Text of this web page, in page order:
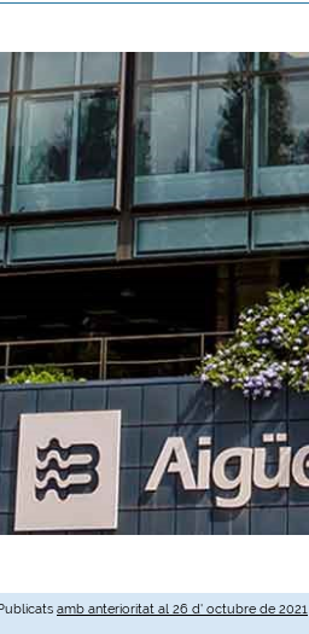
amb anterioritat al 26 d' octubre de 2021